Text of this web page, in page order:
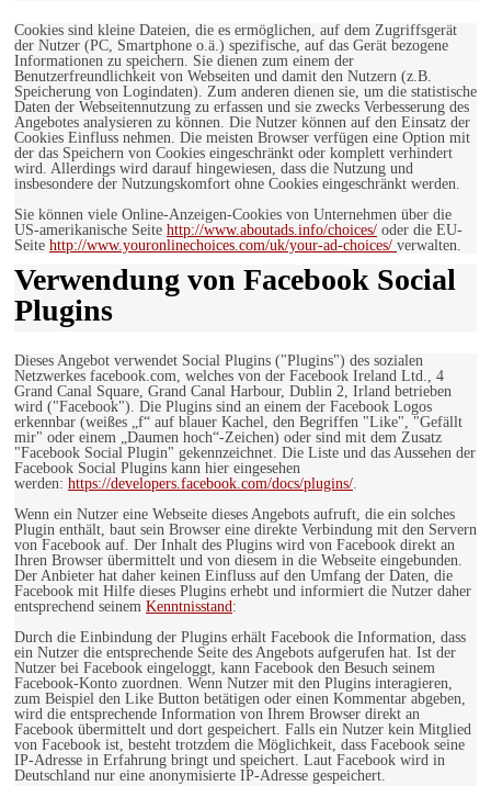
Cookies sind kleine Dateien, die es ermöglichen, auf dem Zugriffsgerät
der Nutzer (PC, Smartphone o.ä.) spezifische, auf das Gerät bezogene
Informationen zu speichern. Sie dienen zum einem der
Benutzerfreundlichkeit von Webseiten und damit den Nutzern (z.B.
Speicherung von Logindaten). Zum anderen dienen sie, um die statistische
Daten der Webseitennutzung zu erfassen und sie zwecks Verbesserung des
Angebotes analysieren zu können. Die Nutzer können auf den Einsatz der
Cookies Einfluss nehmen. Die meisten Browser verfügen eine Option mit
der das Speichern von Cookies eingeschränkt oder komplett verhindert
wird. Allerdings wird darauf hingewiesen, dass die Nutzung und
insbesondere der Nutzungskomfort ohne Cookies eingeschränkt werden.
Sie können viele Online-Anzeigen-Cookies von Unternehmen über die
US-amerikanische Seite http://www.aboutads.info/choices/ oder die EU-
Seite http://www.youronlinechoices.com/uk/your-ad-choices/ verwalten.
Verwendung von Facebook Social
Plugins
Dieses Angebot verwendet Social Plugins ("Plugins") des sozialen
Netzwerkes facebook.com, welches von der Facebook Ireland Ltd., 4
Grand Canal Square, Grand Canal Harbour, Dublin 2, Irland betrieben
wird ("Facebook"). Die Plugins sind an einem der Facebook Logos
erkennbar (weißes „f“ auf blauer Kachel, den Begriffen "Like", "Gefällt
mir" oder einem „Daumen hoch“-Zeichen) oder sind mit dem Zusatz
"Facebook Social Plugin" gekennzeichnet. Die Liste und das Aussehen der
Facebook Social Plugins kann hier eingesehen
werden: https://developers.facebook.com/docs/plugins/.
Wenn ein Nutzer eine Webseite dieses Angebots aufruft, die ein solches
Plugin enthält, baut sein Browser eine direkte Verbindung mit den Servern
von Facebook auf. Der Inhalt des Plugins wird von Facebook direkt an
Ihren Browser übermittelt und von diesem in die Webseite eingebunden.
Der Anbieter hat daher keinen Einfluss auf den Umfang der Daten, die
Facebook mit Hilfe dieses Plugins erhebt und informiert die Nutzer daher
entsprechend seinem Kenntnisstand:
Durch die Einbindung der Plugins erhält Facebook die Information, dass
ein Nutzer die entsprechende Seite des Angebots aufgerufen hat. Ist der
Nutzer bei Facebook eingeloggt, kann Facebook den Besuch seinem
Facebook-Konto zuordnen. Wenn Nutzer mit den Plugins interagieren,
zum Beispiel den Like Button betätigen oder einen Kommentar abgeben,
wird die entsprechende Information von Ihrem Browser direkt an
Facebook übermittelt und dort gespeichert. Falls ein Nutzer kein Mitglied
von Facebook ist, besteht trotzdem die Möglichkeit, dass Facebook seine
IP-Adresse in Erfahrung bringt und speichert. Laut Facebook wird in
Deutschland nur eine anonymisierte IP-Adresse gespeichert.